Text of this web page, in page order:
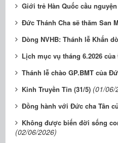
Giới trẻ Hàn Quốc cầu
Đức Thánh Cha sẽ thăm San
Dòng NVHB: Thánh lễ Khấn
Lịch mục vụ tháng 6.2026
Thánh lễ chào GP.BMT của
Kinh Truyền Tin (31/5) (01/06/
Đồng hành với Đức cha Tân
Không được biến đời sống
(02/06/2026)